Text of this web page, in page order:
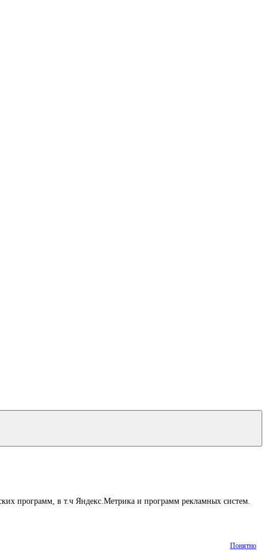
программ, в т.ч Яндекс.Метрика и программ рекламных систем.
Понятно